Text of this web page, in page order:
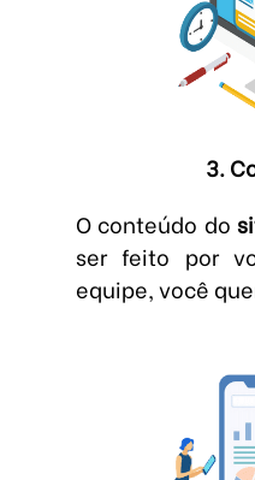
3.
O conteúdo do
ser feito por
equipe, você